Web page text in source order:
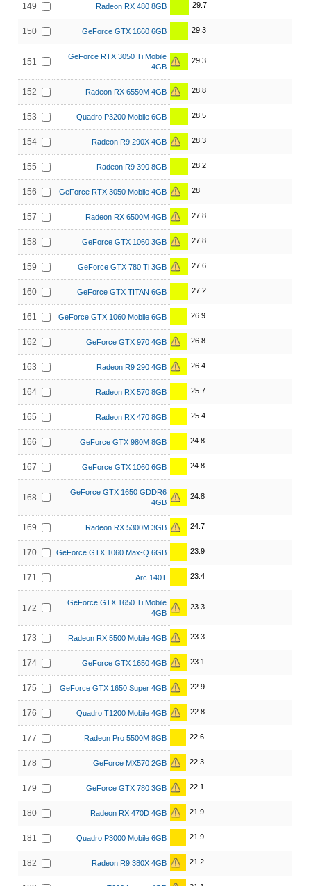
149 Radeon RX 480 8GB 29.7
150 GeForce GTX 1660 6GB 29.3
151
GeForce RTX 3050 Ti Mobile
4GB
29.3
152 Radeon RX 6550M 4GB 28.8
153 Quadro P3200 Mobile 6GB 28.5
154 Radeon R9 290X 4GB 28.3
155 Radeon R9 390 8GB 28.2
156 GeForce RTX 3050 Mobile 4GB 28
157 Radeon RX 6500M 4GB 27.8
158 GeForce GTX 1060 3GB 27.8
159 GeForce GTX 780 Ti 3GB 27.6
160 GeForce GTX TITAN 6GB 27.2
161 GeForce GTX 1060 Mobile 6GB 26.9
162 GeForce GTX 970 4GB 26.8
163 Radeon R9 290 4GB 26.4
164 Radeon RX 570 8GB 25.7
165 Radeon RX 470 8GB 25.4
166 GeForce GTX 980M 8GB 24.8
167 GeForce GTX 1060 6GB 24.8
168
GeForce GTX 1650 GDDR6
4GB
24.8
169 Radeon RX 5300M 3GB 24.7
170 GeForce GTX 1060 Max-Q 6GB 23.9
171 Arc 140T 23.4
172
GeForce GTX 1650 Ti Mobile
4GB
23.3
173 Radeon RX 5500 Mobile 4GB 23.3
174 GeForce GTX 1650 4GB 23.1
175 GeForce GTX 1650 Super 4GB 22.9
176 Quadro T1200 Mobile 4GB 22.8
177 Radeon Pro 5500M 8GB 22.6
178 GeForce MX570 2GB 22.3
179 GeForce GTX 780 3GB 22.1
180 Radeon RX 470D 4GB 21.9
181 Quadro P3000 Mobile 6GB 21.9
182 Radeon R9 380X 4GB 21.2